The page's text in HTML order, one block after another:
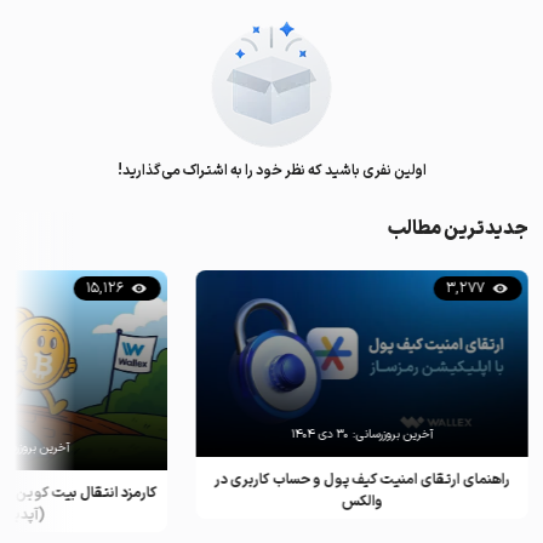
اولین نفری باشید که نظر خود را به اشتراک می‌گذارید!
جدیدترین مطالب
راهنمای ارتقای امنیت کیف پول و حساب کاربری در
والکس
3,277
آخرین بروزرسانی: ۳۰ دی ۱۴۰۴
کارمزد انتقال بیت کوین
(آپدیت
15,126
آخرین